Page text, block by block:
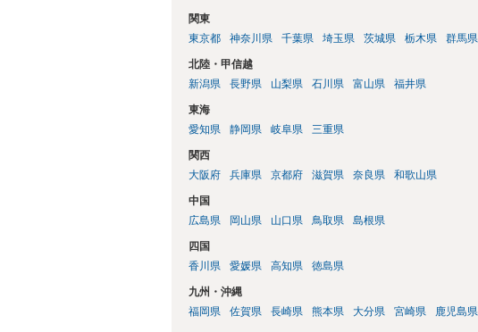
関東
東京都
神奈川県 千葉県 埼玉県 茨城県 栃木県 群馬県
北陸・甲信越
新潟県
長野県 山梨県 石川県 富山県 福井県
東海
愛知県
静岡県 岐阜県 三重県
関西
大阪府
兵庫県 京都府 滋賀県 奈良県 和歌山県
中国
広島県
岡山県 山口県 鳥取県 島根県
四国
香川県
愛媛県 高知県 徳島県
九州・沖縄
福岡県
佐賀県 長崎県 熊本県 大分県 宮崎県 鹿児島県